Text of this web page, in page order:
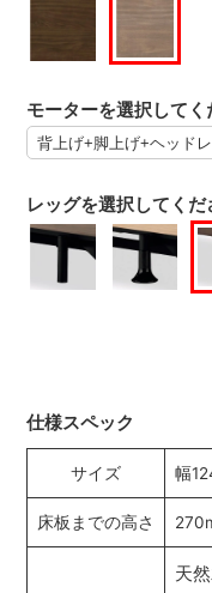
モーターを選択してく
レッグを選択してくだ
仕様スペック
サイズ 幅
床板までの高さ
天